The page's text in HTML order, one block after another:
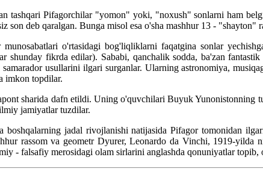
Pifagorchilar "yomon" yoki, "noxush" sonlarni ham
son deb qaralgan. Bunga misol esa o'sha mashhur 13 -
o'rtasidagi bog'liqliklarni faqatgina sonlar
shunday fikrda edilar). Sababi, qanchalik sodda, ba'zan
usullarini ilgari surganlar. Ularning astronomiya,
imkon topdilar.
sharida dafn etildi. Uning o'quvchilari Buyuk Yunonistonning
jamiyatlar tuzdilar.
jadal rivojlanishi natijasida Pifagor tomonidan
rassom va geometr Dyurer, Leonardo da Vinchi, 1919-yilda
- falsafiy merosidagi olam sirlarini anglashda qonuniyatlar